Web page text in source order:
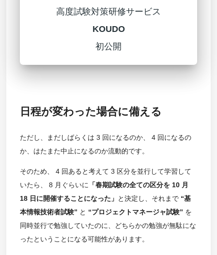
高度試験対策研修サービス
KOUDO
初公開
日程が変わった場合に備える
ただし、まだしばらくは 3 回になるのか、 4 回になるの
か、はたまた中止になるのか流動的です。
そのため、 4 回あると考えて 3 区分を並行して学習して
いたら、 8 月ぐらいに
「春期試験の全ての区分を 10 月
18 日に開催することになった」 と決定し、それまで “基
本情報技術者試験” と “プロジェクトマネージャ試験” を
同時並行で勉強していたのに、どちらかの勉強が無駄にな
ったということになる可能性があります。